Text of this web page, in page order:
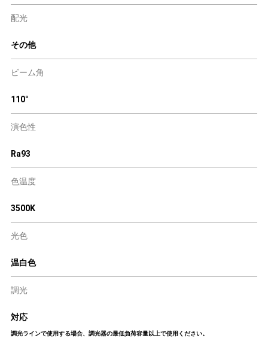
配光
その他
ビーム角
110°
演色性
Ra93
色温度
3500K
光色
温白色
調光
対応
調光ラインで使用する場合、調光器の最低負荷容量以上で使用ください。